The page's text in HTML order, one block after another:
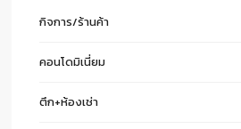
กิจการ/ร้านค้า
คอนโดมิเนี่ยม
ตึก+ห้องเช่า